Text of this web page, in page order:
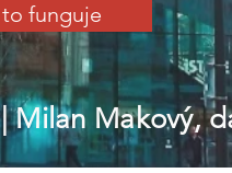
funguje
| Milan Makový,